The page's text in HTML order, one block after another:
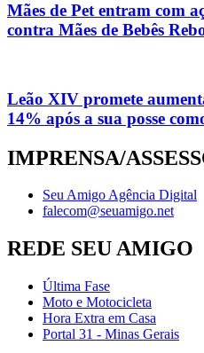
Mães de Pet entram com
contra Mães de Bebês
Leão XIV promete
14% após a sua posse
IMPRENSA/
Seu Amigo Agência Digital
falecom@seuamigo.net
REDE SEU AMIGO
Última Fase
Moto e Motocicleta
Hora Extra em Casa
Portal 31 - Minas Gerais